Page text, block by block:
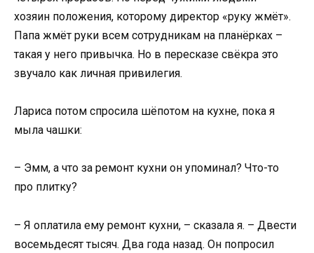
хозяин положения, которому директор «руку жмёт».
Папа жмёт руки всем сотрудникам на планёрках –
такая у него привычка. Но в пересказе свёкра это
звучало как личная привилегия.
Лариса потом спросила шёпотом на кухне, пока я
мыла чашки:
– Эмм, а что за ремонт кухни он упоминал? Что-то
про плитку?
– Я оплатила ему ремонт кухни, – сказала я. – Двести
восемьдесят тысяч. Два года назад. Он попросил